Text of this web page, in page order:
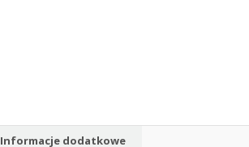
Informacje dodatkowe